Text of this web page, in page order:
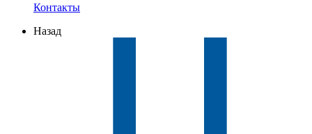
Контакты
Назад